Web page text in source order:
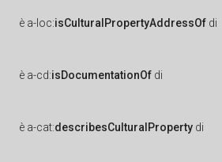
è a-loc:isCulturalPropertyAddressOf di
è a-cd:isDocumentationOf di
è a-cat:describesCulturalProperty di